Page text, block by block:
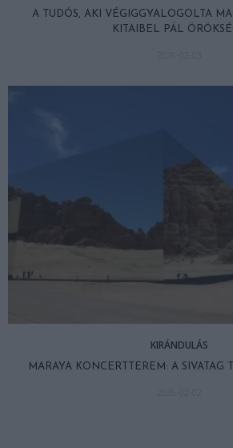
A TUDÓS, AKI VÉGIGGYALOGOLTA
KITAIBEL PÁL
KIRÁNDULÁS
MARAYA KONCERTTEREM: A SIVATAG